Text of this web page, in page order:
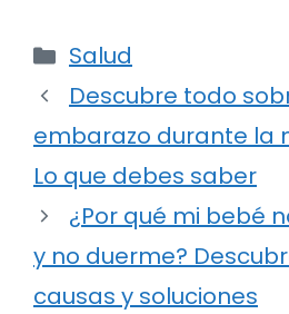
Categorías
Salud
Descubre todo
embarazo durante la
Lo que debes saber
¿Por qué mi bebé
y no duerme?
causas y soluciones